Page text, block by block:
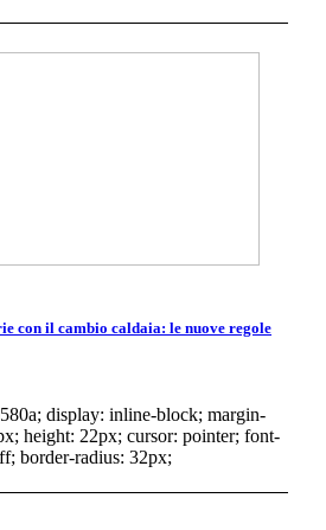
con il cambio caldaia: le nuove regole
display: inline-block; margin-
height: 22px; cursor: pointer; font-
border-radius: 32px;